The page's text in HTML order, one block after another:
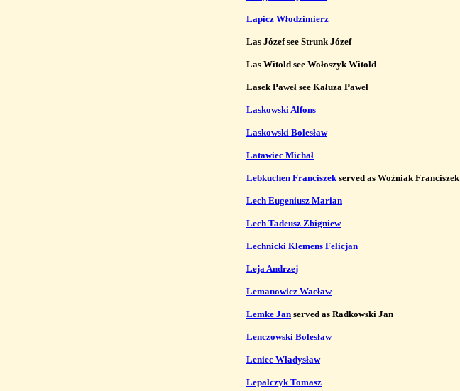
Lapicz Włodzimierz
Las Józef see Strunk Józef
Las Witold see Wołoszyk Witold
Lasek Paweł see Kałuza Paweł
Laskowski Alfons
Laskowski Bolesław
Latawiec Michał
Lebkuchen Franciszek served as Woźniak Franciszek
Lech Eugeniusz Marian
Lech Tadeusz Zbigniew
Lechnicki Klemens Felicjan
Leja Andrzej
Lemanowicz Wacław
Lemke Jan served as Radkowski Jan
Lenczowski Bolesław
Leniec Władysław
Lepalczyk Tomasz